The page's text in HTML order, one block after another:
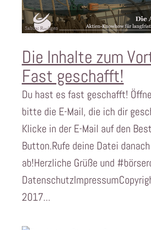
Die Inhalte zum
Fast geschafft!
Du hast es fast geschafft!
bitte die E-Mail, die ich dir
Klicke in der E-Mail auf den
Button.Rufe deine Datei
ab!Herzliche Grüße und
2017...